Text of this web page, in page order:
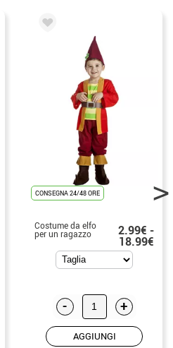
CONSEGNA 24/48 ORE
Costume da elfo
per un ragazzo 2.99€ -
18.99€
- +
AGGIUNGI